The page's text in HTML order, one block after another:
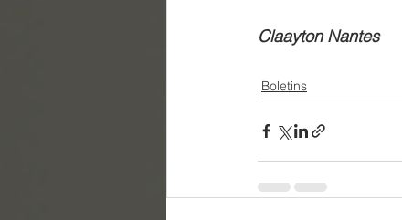
Claayton Nantes
Boletins